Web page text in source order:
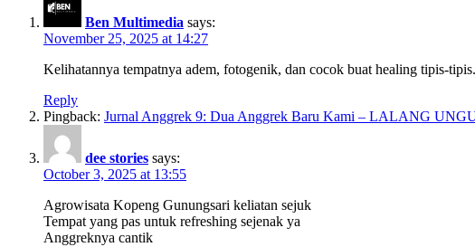
Ben Multimedia says:
November 25, 2025 at 14:27
Kelihatannya tempatnya adem, fotogenik, dan cocok buat healing tipis-
Reply
Pingback: Jurnal Anggrek 9: Dua Anggrek Baru Kami – LALANG
dee stories says:
October 3, 2025 at 13:55
Agrowisata Kopeng Gunungsari keliatan sejuk
Tempat yang pas untuk refreshing sejenak ya
Anggreknya cantik